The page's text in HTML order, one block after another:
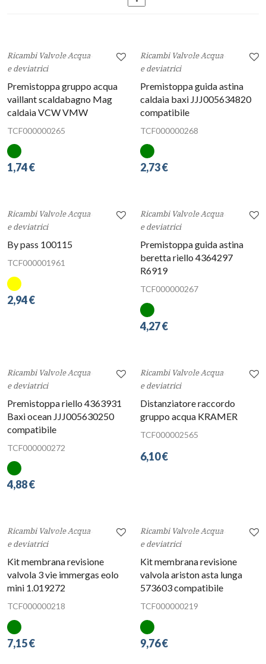
Ricambi Valvole Acqua
e deviatrici
Premistoppa gruppo acqua
vaillant scaldabagno Mag
caldaia VCW VMW
TCF000000265
1,74 €
Ricambi Valvole Acqua
e deviatrici
Premistoppa guida astina
caldaia baxi JJJ005634820
compatibile
TCF000000268
2,73 €
Ricambi Valvole Acqua
e deviatrici
By pass 100115
TCF000001961
Ricambi Valvole Acqua
e deviatrici
Premistoppa guida astina
beretta riello 4364297
R6919
TCF000000267
Ricambi Valvole Acqua
e deviatrici
Premistoppa riello 4363931
Baxi ocean JJJ005630250
TCF000000272
Ricambi Valvole Acqua
Distanziatore raccordo
TCF000002565
Ricambi Valvole Acqua
e deviatrici
Kit membrana revisione
mini 1.019272
TCF000000218
Ricambi Valvole Acqua
e deviatrici
Kit membrana revisione
573603 compatibile
TCF000000219